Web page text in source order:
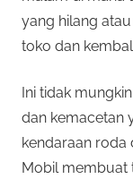
yang hilang
toko dan
Ini tidak
dan kemacetan
kendaraan roda
Mobil membuat